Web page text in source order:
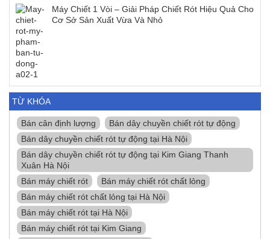
Máy Chiết 1 Vòi – Giải Pháp Chiết Rót Hiệu Quả Cho
Cơ Sở Sản Xuất Vừa Và Nhỏ
TỪ KHÓA
Bán cân định lượng
Bán dây chuyền chiết rót tự động
Bán dây chuyền chiết rót tự động tại Hà Nội
Bán dây chuyền chiết rót tự động tại Kim Giang Thanh
Xuân Hà Nội
Bán máy chiết rót
Bán máy chiết rót chất lỏng
Bán máy chiết rót chất lỏng tại Hà Nội
Bán máy chiết rót tại Hà Nội
Bán máy chiết rót tại Kim Giang